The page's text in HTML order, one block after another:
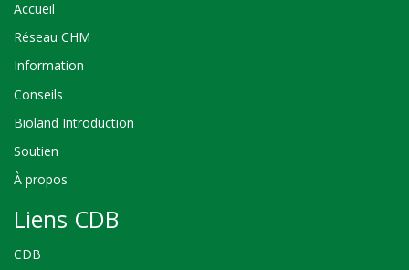
Accueil
Réseau CHM
Information
Conseils
Bioland Introduction
Soutien
À propos
Liens CDB
CDB